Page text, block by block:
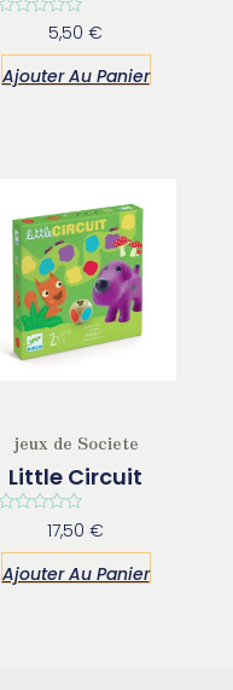
sur
5
5,50€
Ajouter Au Panier
jeux de Societe
Little Circuit
sur
5
17,50€
Ajouter Au Panier